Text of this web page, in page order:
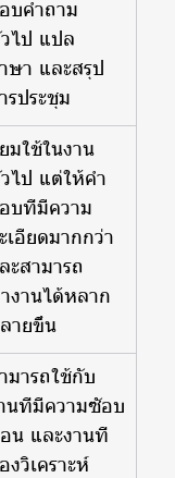
บคำถาม
ไป แปล
ษา และสรุป
รประชุม
มใช้ในงาน
ไป แต่ให้คำ
บที่มีความ
เอียดมากกว่า
ะสามารถ
งานได้หลาก
ายขึ้น
มารถใช้กับ
นที่มีความซัอบ
น และงานที่
งวิเคราะห์